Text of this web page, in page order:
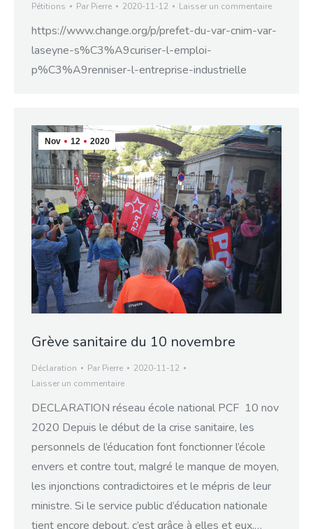
Pétitions Par Pierre 2020-11-12 Laisser un commentaire
https://www.change.org/p/prefet-du-var-cnim-var-
laseyne-s%C3%A9curiser-l-emploi-
p%C3%A9renniser-l-entreprise-industrielle
Nov 12 2020
Grève sanitaire du 10 novembre
Déclaration Par Pierre
2020-11-12
Laisser un commentaire
DECLARATION réseau école national PCF 10 nov
2020 Depuis le début de la crise sanitaire, les
personnels de l’éducation font fonctionner l’école
envers et contre tout, malgré le manque de moyen,
les injonctions contradictoires et le mépris de leur
ministre. Si le service public d’éducation nationale
tient encore debout, c’est grâce à elles et eux.…